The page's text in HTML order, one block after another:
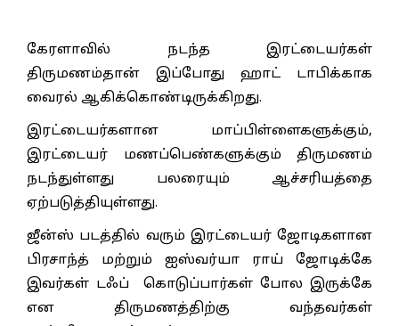
கேரளாவில் நடந்த இரட்டையர்கள்
திருமணம்தான் இப்போது ஹாட் டாபிக்காக
வைரல் ஆகிக்கொண்டிருக்கிறது.
இரட்டையர்களான மாப்பிள்ளைகளுக்கும்,
இரட்டையர் மணப்பெண்களுக்கும் திருமணம்
நடந்துள்ளது பலரையும் ஆச்சரியத்தை
ஏற்படுத்தியுள்ளது.
ஜீன்ஸ் படத்தில் வரும் இரட்டையர் ஜோடிகளான
பிரசாந்த் மற்றும் ஐஸ்வர்யா ராய் ஜோடிக்கே
இவர்கள் டஃப் கொடுப்பார்கள் போல இருக்கே
என திருமணத்திற்கு வந்தவர்கள்